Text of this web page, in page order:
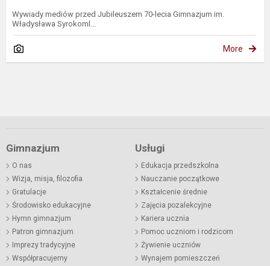
Wywiady mediów przed Jubileuszem 70-lecia Gimnazjum im.
Władysława Syrokoml...
More
Gimnazjum
O nas
Wizja, misja, filozofia
Gratulacje
Środowisko edukacyjne
Hymn gimnazjum
Patron gimnazjum
Imprezy tradycyjne
Współpracujemy
Usługi
Edukacja przedszkolna
Nauczanie początkowe
Kształcenie średnie
Zajęcia pozalekcyjne
Kariera ucznia
Pomoc uczniom i rodzicom
Żywienie uczniów
Wynajem pomieszczeń